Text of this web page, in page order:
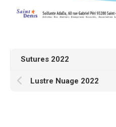
Sutures 2022
Lustre Nuage 2022